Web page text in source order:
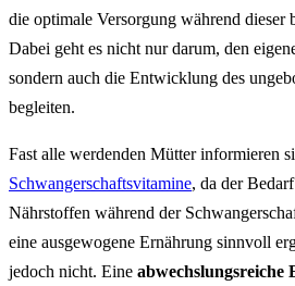
die optimale Versorgung während dieser
Dabei geht es nicht nur darum, den
sondern auch die Entwicklung des
begleiten.
Fast alle werdenden Mütter informieren
Schwangerschaftsvitamine, da der
Nährstoffen während der
eine ausgewogene Ernährung sinnvoll
jedoch nicht. Eine abwechslungsreiche